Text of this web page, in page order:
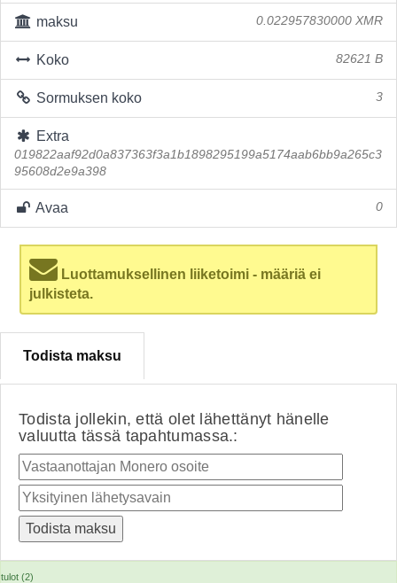
maksu 0.022957830000 XMR
Koko 82621 B
Sormuksen koko 3
Extra
019822aaf92d0a837363f3a1b1898295199a5174aab6bb9a265c3
95608d2e9a398
Avaa 0
Luottamuksellinen liiketoimi - määriä ei
julkisteta.
Todista maksu
Todista jollekin, että olet lähettänyt hänelle
valuutta tässä tapahtumassa.:
tulot (2)